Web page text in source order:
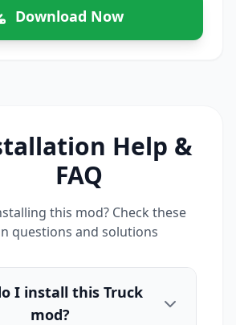
Download Now
Help &
FAQ
this mod? Check these
questions and solutions
I install this Truck
mod?